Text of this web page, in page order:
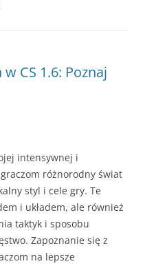
CS 1.6: Poznaj
intensywnej i
różnorodny świat
styl i cele gry. Te
i układem, ale również
taktyk i sposobu
Zapoznanie się z
na lepsze